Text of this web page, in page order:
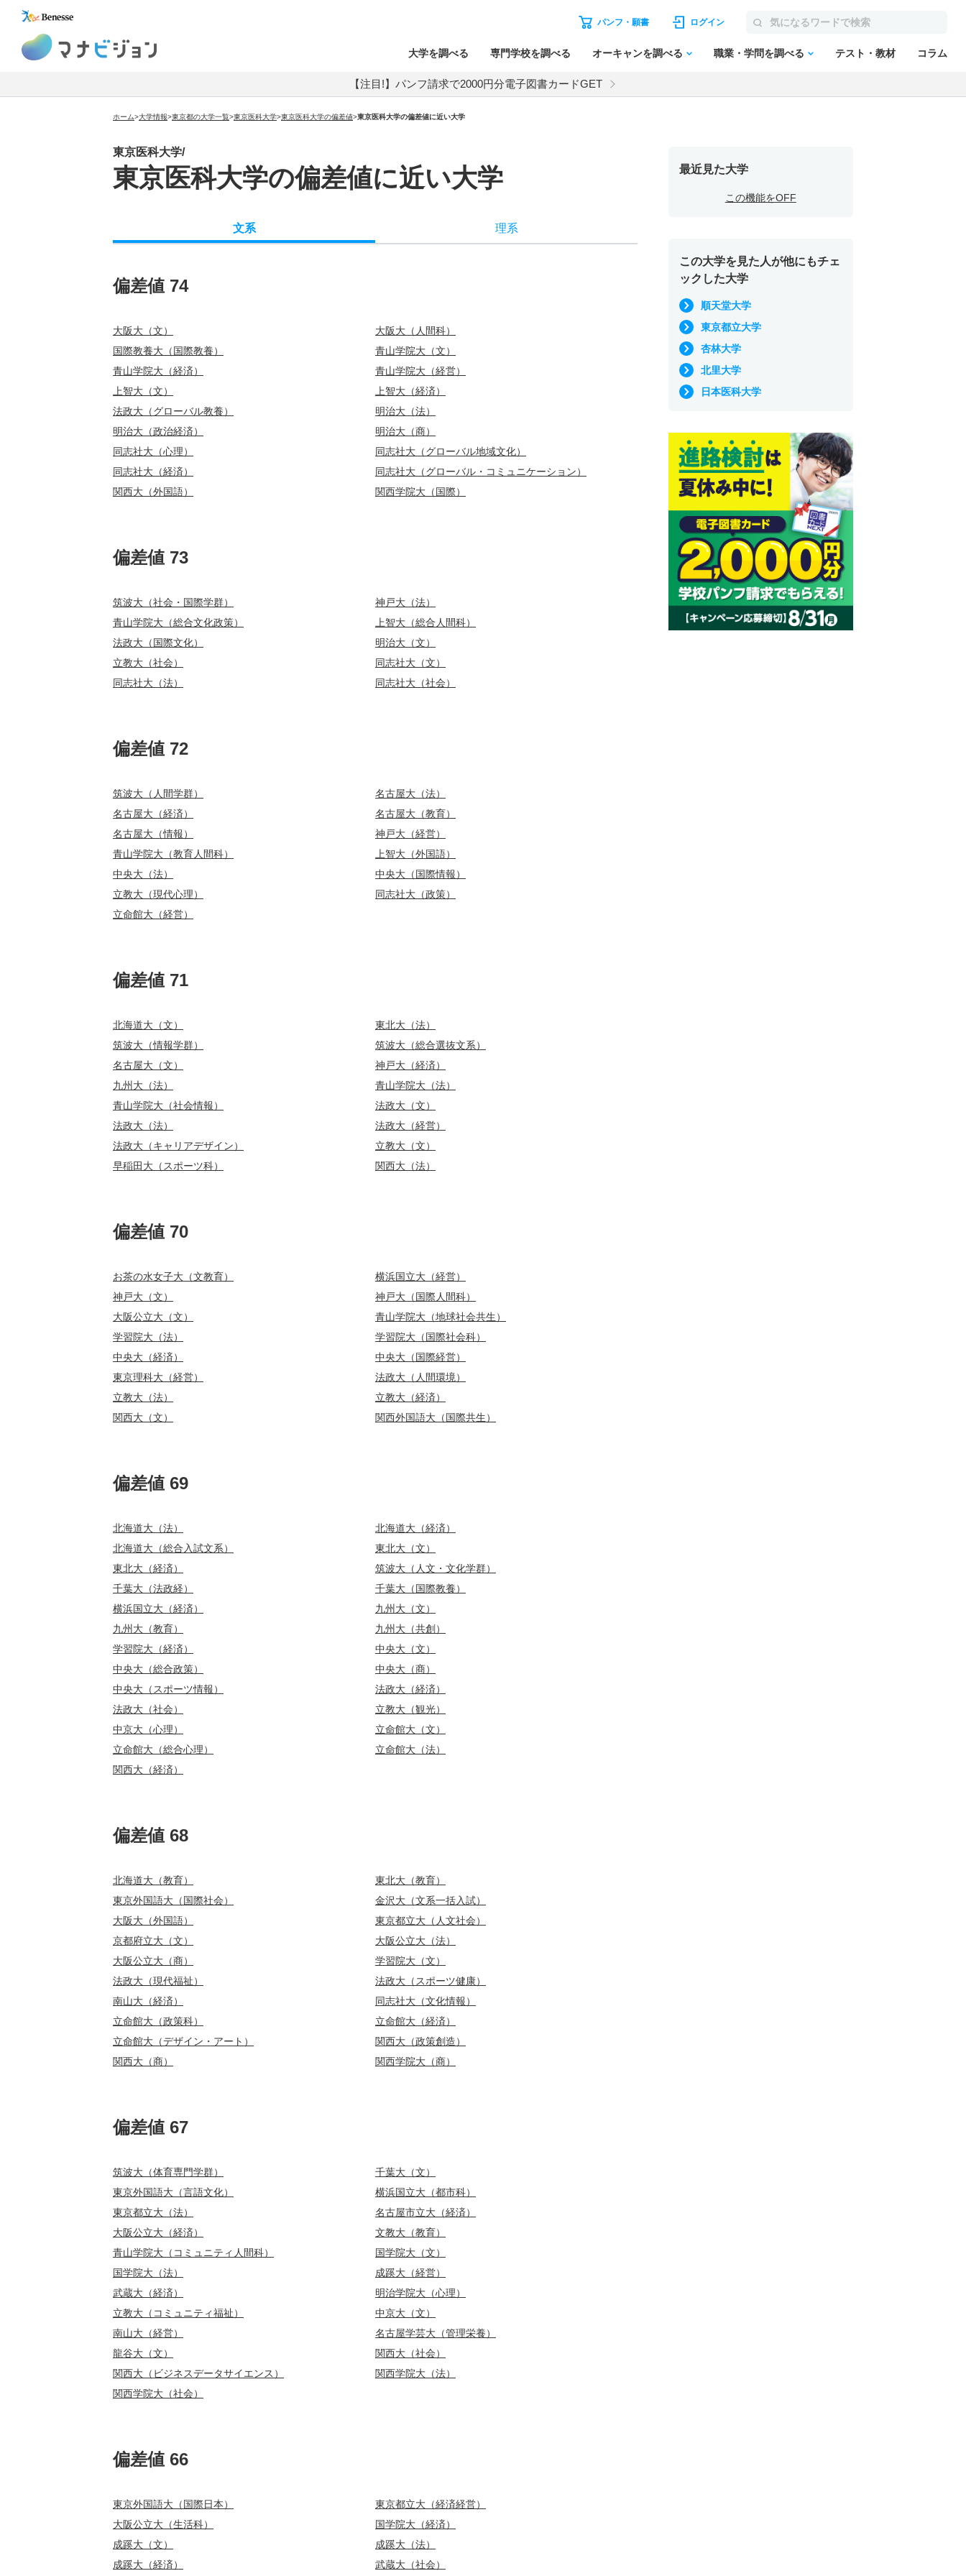
パンフ・願書 ログイン
大学を調べる 専門学校を調べる オーキャンを調べる 職業・学問を調べる テスト・教材 コラム
【注目!】パンフ請求で2000円分電子図書カードGET
ホーム>大学情報>東京都の大学一覧>東京医科大学>東京医科大学の偏差値>東京医科大学の偏差値に近い大学
東京医科大学/
東京医科大学の偏差値に近い大学
文系 理系
偏差値 74
大阪大（文）
大阪大（人間科）
国際教養大（国際教養）
青山学院大（文）
青山学院大（経済）
青山学院大（経営）
上智大（文）
上智大（経済）
法政大（グローバル教養）
明治大（法）
明治大（政治経済）
明治大（商）
同志社大（心理）
同志社大（グローバル地域文化）
同志社大（経済）
同志社大（グローバル・コミュニケーション）
関西大（外国語）
関西学院大（国際）
偏差値 73
筑波大（社会・国際学群）
神戸大（法）
青山学院大（総合文化政策）
上智大（総合人間科）
法政大（国際文化）
明治大（文）
立教大（社会）
同志社大（文）
同志社大（法）
同志社大（社会）
偏差値 72
筑波大（人間学群）
名古屋大（法）
名古屋大（経済）
名古屋大（教育）
名古屋大（情報）
神戸大（経営）
青山学院大（教育人間科）
上智大（外国語）
中央大（法）
中央大（国際情報）
立教大（現代心理）
同志社大（政策）
立命館大（経営）
偏差値 71
北海道大（文）
東北大（法）
筑波大（情報学群）
筑波大（総合選抜文系）
名古屋大（文）
神戸大（経済）
九州大（法）
青山学院大（法）
青山学院大（社会情報）
法政大（文）
法政大（法）
法政大（経営）
法政大（キャリアデザイン）
立教大（文）
早稲田大（スポーツ科）
関西大（法）
偏差値 70
お茶の水女子大（文教育）
横浜国立大（経営）
神戸大（文）
神戸大（国際人間科）
大阪公立大（文）
青山学院大（地球社会共生）
学習院大（法）
学習院大（国際社会科）
中央大（経済）
中央大（国際経営）
東京理科大（経営）
法政大（人間環境）
立教大（法）
立教大（経済）
関西大（文）
関西外国語大（国際共生）
偏差値 69
北海道大（法）
北海道大（経済）
北海道大（総合入試文系）
東北大（文）
東北大（経済）
筑波大（人文・文化学群）
千葉大（法政経）
千葉大（国際教養）
横浜国立大（経済）
九州大（文）
九州大（教育）
九州大（共創）
学習院大（経済）
中央大（文）
中央大（総合政策）
中央大（商）
中央大（スポーツ情報）
法政大（経済）
法政大（社会）
立教大（観光）
中京大（心理）
立命館大（文）
立命館大（総合心理）
立命館大（法）
関西大（経済）
偏差値 68
北海道大（教育）
東北大（教育）
東京外国語大（国際社会）
金沢大（文系一括入試）
大阪大（外国語）
東京都立大（人文社会）
京都府立大（文）
大阪公立大（法）
大阪公立大（商）
学習院大（文）
法政大（現代福祉）
法政大（スポーツ健康）
南山大（経済）
同志社大（文化情報）
立命館大（政策科）
立命館大（経済）
立命館大（デザイン・アート）
関西大（政策創造）
関西大（商）
関西学院大（商）
偏差値 67
筑波大（体育専門学群）
千葉大（文）
東京外国語大（言語文化）
横浜国立大（都市科）
東京都立大（法）
名古屋市立大（経済）
大阪公立大（経済）
文教大（教育）
青山学院大（コミュニティ人間科）
国学院大（文）
国学院大（法）
成蹊大（経営）
武蔵大（経済）
明治学院大（心理）
立教大（コミュニティ福祉）
中京大（文）
南山大（経営）
名古屋学芸大（管理栄養）
龍谷大（文）
関西大（社会）
関西大（ビジネスデータサイエンス）
関西学院大（法）
関西学院大（社会）
偏差値 66
東京外国語大（国際日本）
東京都立大（経済経営）
大阪公立大（生活科）
国学院大（経済）
成蹊大（文）
成蹊大（法）
成蹊大（経済）
武蔵大（社会）
最近見た大学
この機能をOFF
この大学を見た人が他にもチェ
ックした大学
順天堂大学
東京都立大学
杏林大学
北里大学
日本医科大学